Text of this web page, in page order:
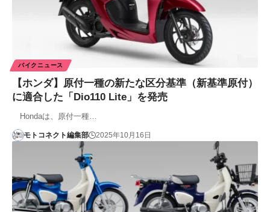
バイクニュース
【ホンダ】原付一種の新たな区分基準（新基準原付）
に適合した「Dio110 Lite」を発売
Hondaは、原付一種…
モトコネクト編集部 2025年10月16日